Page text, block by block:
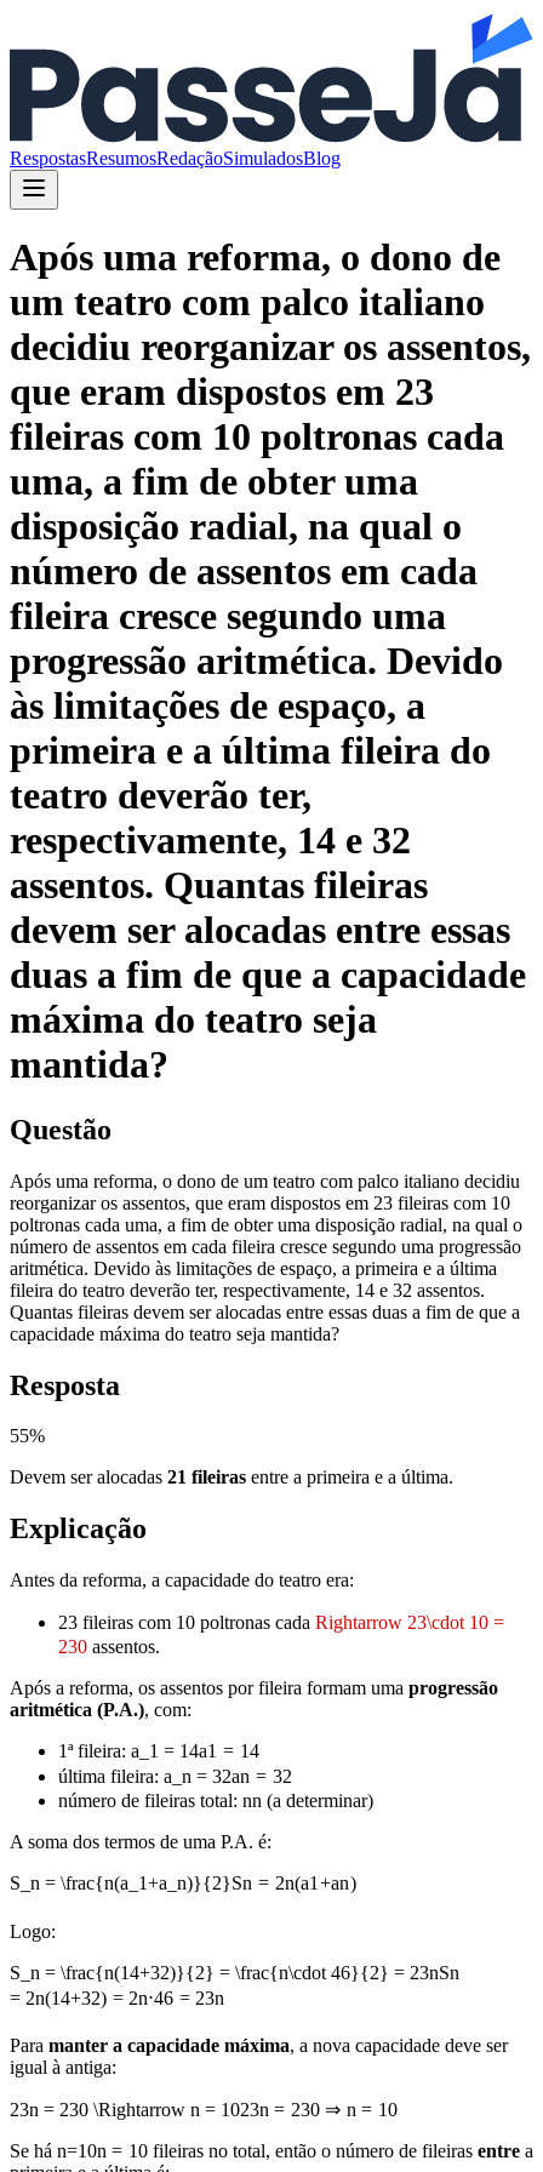
RespostasResumosRedaçãoSimuladosBlog
Após uma reforma, o dono de
um teatro com palco italiano
decidiu reorganizar os assentos,
que eram dispostos em 23
fileiras com 10 poltronas cada
uma, a fim de obter uma
disposição radial, na qual o
número de assentos em cada
fileira cresce segundo uma
progressão aritmética. Devido
às limitações de espaço, a
primeira e a última fileira do
teatro deverão ter,
respectivamente, 14 e 32
assentos. Quantas fileiras
devem ser alocadas entre essas
duas a fim de que a capacidade
máxima do teatro seja
mantida?
Questão
Após uma reforma, o dono de um teatro com palco italiano decidiu
reorganizar os assentos, que eram dispostos em 23 fileiras com 10
poltronas cada uma, a fim de obter uma disposição radial, na qual o
número de assentos em cada fileira cresce segundo uma progressão
aritmética. Devido às limitações de espaço, a primeira e a última
fileira do teatro deverão ter, respectivamente, 14 e 32 assentos.
Quantas fileiras devem ser alocadas entre essas duas a fim de que a
capacidade máxima do teatro seja mantida?
Resposta
55%
Devem ser alocadas 21 fileiras entre a primeira e a última.
Explicação
Antes da reforma, a capacidade do teatro era:
23 fileiras com 10 poltronas cada Rightarrow 23\cdot 10 =
230 assentos.
Após a reforma, os assentos por fileira formam uma progressão
aritmética (P.A.), com:
1ª fileira: a_1 = 14a1 = 14
última fileira: a_n = 32an = 32
número de fileiras total: nn (a determinar)
A soma dos termos de uma P.A. é:
S_n = \frac{n(a_1+a_n)}{2}Sn = 2n(a1 +an)
Logo:
S_n = \frac{n(14+32)}{2} = \frac{n\cdot 46}{2} = 23nSn
= 2n(14+32) = 2n⋅46 = 23n
Para manter a capacidade máxima, a nova capacidade deve ser
igual à antiga:
23n = 230 \Rightarrow n = 1023n = 230 ⇒ n = 10
Se há n=10n = 10fileiras no total, então o número de fileiras entrea